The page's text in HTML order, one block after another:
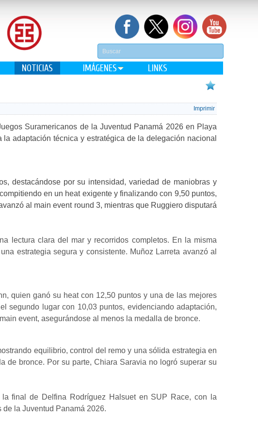
NOTICIAS IMÁGENES LINKS
Imprimir
Suramericanos de la Juventud Panamá 2026 en Playa
adaptación técnica y estratégica de la delegación nacional
destacándose por su intensidad, variedad de maniobras y
en un heat exigente y finalizando con 9,50 puntos,
al main event round 3, mientras que Ruggiero disputará
lectura clara del mar y recorridos completos. En la misma
estrategia segura y consistente. Muñoz Larreta avanzó al
quien ganó su heat con 12,50 puntos y una de las mejores
segundo lugar con 10,03 puntos, evidenciando adaptación,
event, asegurándose al menos la medalla de bronce.
equilibrio, control del remo y una sólida estrategia en
de bronce. Por su parte, Chiara Saravia no logró superar su
final de Delfina Rodríguez Halsuet en SUP Race, con la
la Juventud Panamá 2026.